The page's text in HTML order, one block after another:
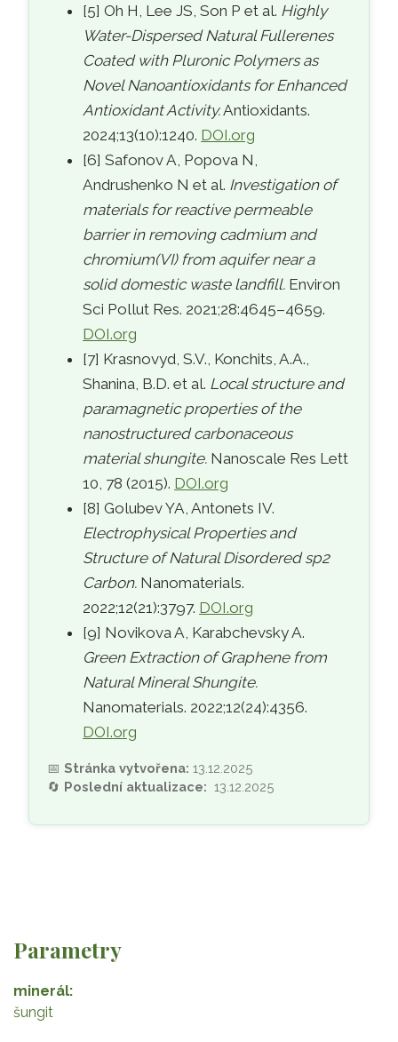
[5] Oh H, Lee JS, Son P et al. Highly
Water-Dispersed Natural Fullerenes
Coated with Pluronic Polymers as
Novel Nanoantioxidants for Enhanced
Antioxidant Activity.Antioxidants.
2024;13(10):1240. DOI.org
[6] Safonov A, Popova N,
Andrushenko N et al. Investigation of
materials for reactive permeable
barrier in removing cadmium and
chromium(VI) from aquifer near a
solid domestic waste landfill. Environ
Sci Pollut Res. 2021;28:4645–4659.
DOI.org
[7] Krasnovyd, S.V., Konchits, A.A.,
Shanina, B.D. et al. Local structure and
paramagnetic properties of the
nanostructured carbonaceous
material shungite. Nanoscale Res Lett
10, 78 (2015). DOI.org
[8] Golubev YA, Antonets IV.
Electrophysical Properties and
Structure of Natural Disordered sp2
Carbon. Nanomaterials.
2022;12(21):3797. DOI.org
[9] Novikova A, Karabchevsky A.
Green Extraction of Graphene from
Natural Mineral Shungite.
Nanomaterials. 2022;12(24):4356.
DOI.org
📅Stránka vytvořena: 13.12.2025
🔄 Poslední aktualizace:13.12.2025
Parametry
minerál
šungit